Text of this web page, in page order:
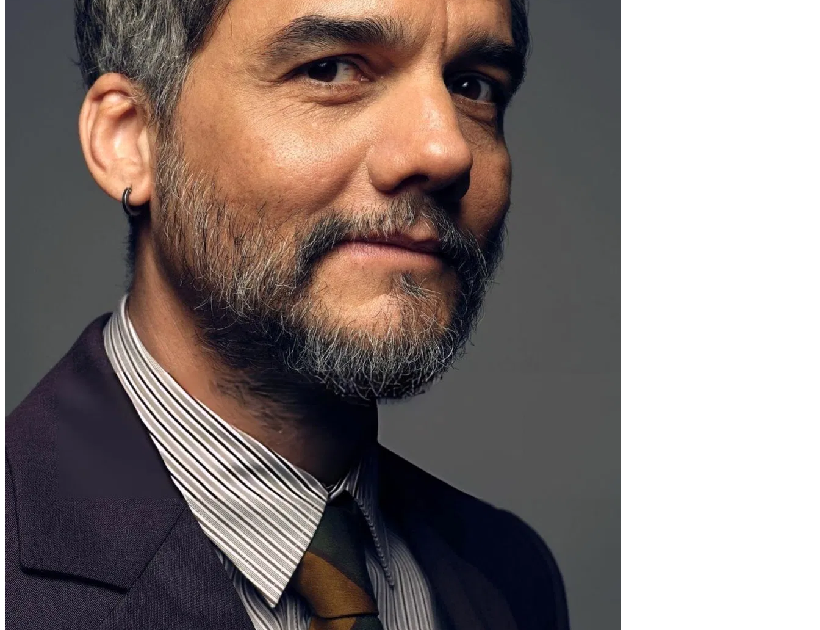
Rodrigo Santoro
Em destaque
Alice Braga
Ator · Atriz
Ver Perfil